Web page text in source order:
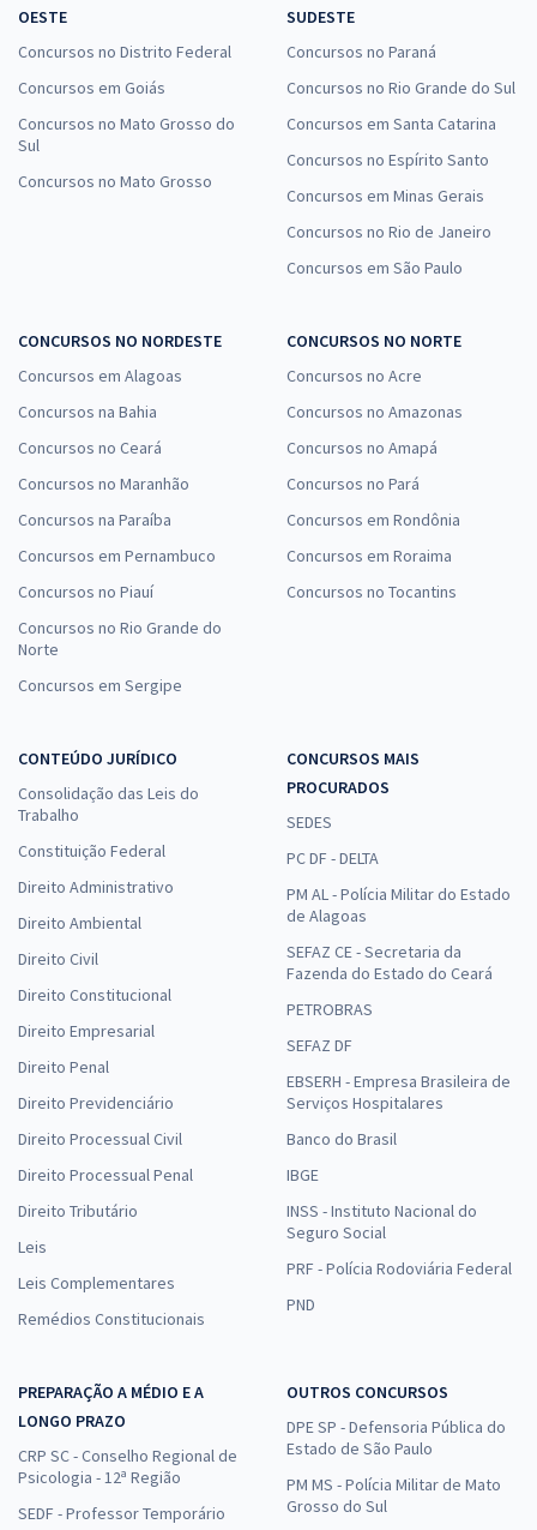
OESTE
Concursos no Distrito Federal
Concursos em Goiás
Concursos no Mato Grosso do
Sul
Concursos no Mato Grosso
SUDESTE
Concursos no Paraná
Concursos no Rio Grande do Sul
Concursos em Santa Catarina
Concursos no Espírito Santo
Concursos em Minas Gerais
Concursos no Rio de Janeiro
Concursos em São Paulo
CONCURSOS NO NORDESTE
Concursos em Alagoas
Concursos na Bahia
Concursos no Ceará
Concursos no Maranhão
Concursos na Paraíba
Concursos em Pernambuco
Concursos no Piauí
Concursos no Rio Grande do
Norte
Concursos em Sergipe
CONCURSOS NO NORTE
Concursos no Acre
Concursos no Amazonas
Concursos no Amapá
Concursos no Pará
Concursos em Rondônia
Concursos em Roraima
Concursos no Tocantins
CONTEÚDO JURÍDICO
Consolidação das Leis do
Trabalho
Constituição Federal
Direito Administrativo
Direito Ambiental
Direito Civil
Direito Constitucional
Direito Empresarial
Direito Penal
Direito Previdenciário
Direito Processual Civil
Direito Processual Penal
Direito Tributário
Leis
Leis Complementares
Remédios Constitucionais
CONCURSOS MAIS
PROCURADOS
SEDES
PC DF - DELTA
PM AL - Polícia Militar do Estado
de Alagoas
SEFAZ CE - Secretaria da
Fazenda do Estado do Ceará
PETROBRAS
SEFAZ DF
EBSERH - Empresa Brasileira de
Serviços Hospitalares
Banco do Brasil
IBGE
INSS - Instituto Nacional do
Seguro Social
PRF - Polícia Rodoviária Federal
PND
PREPARAÇÃO A MÉDIO E A
LONGO PRAZO
CRP SC - Conselho Regional de
Psicologia - 12ª Região
SEDF - Professor Temporário
OUTROS CONCURSOS
DPE SP - Defensoria Pública do
Estado de São Paulo
PM MS - Polícia Militar de Mato
Grosso do Sul